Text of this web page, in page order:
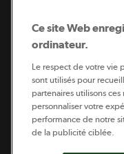
Il est
Ce site Web
ordinateur.
Le respect de votre vie
sont utilisés pour
partenaires utilisons
personnaliser votre
performance de notre
de la publicité ciblée.